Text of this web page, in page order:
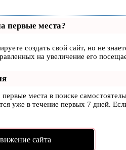
первые места?
создать свой сайт, но не
на увеличение его
места в поиске
уже в течение первых 7 дней.
сайта